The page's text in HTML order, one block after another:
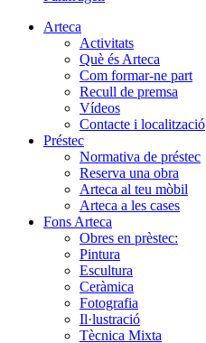
Arteca
Activitats
Què és Arteca
Com formar-ne part
Recull de premsa
Vídeos
Contacte i localització
Préstec
Normativa de préstec
Reserva una obra
Arteca al teu mòbil
Arteca a les cases
Fons Arteca
Obres en prèstec:
Pintura
Escultura
Ceràmica
Fotografia
Il·lustració
Tècnica Mixta